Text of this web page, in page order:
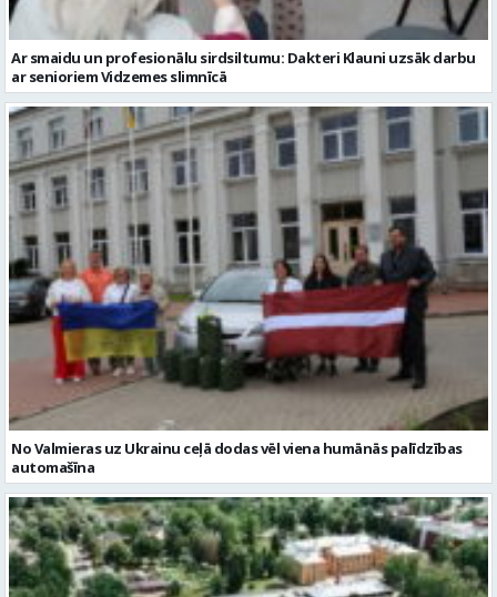
Ar smaidu un profesionālu sirdsiltumu: Dakteri Klauni uzsāk darbu
ar senioriem Vidzemes slimnīcā
No Valmieras uz Ukrainu ceļā dodas vēl viena humānās palīdzības
automašīna